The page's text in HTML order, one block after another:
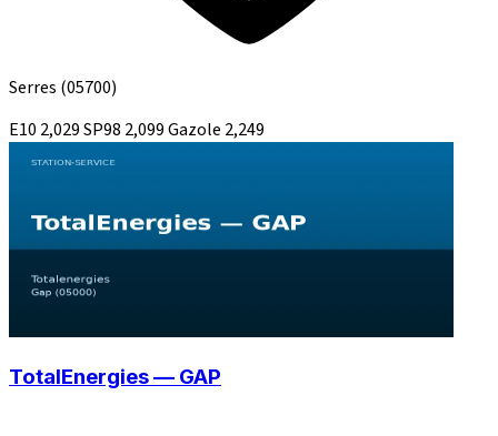
Serres (05700)
E10 2,029SP98 2,099Gazole 2,249
TotalEnergies — GAP